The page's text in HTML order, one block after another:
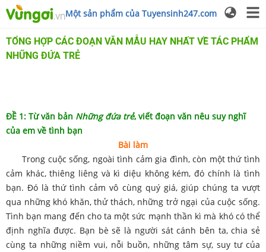
Một sản phẩm của Tuyensinh247.com
TỔNG HỢP CÁC ĐOẠN VĂN MẪU HAY NHẤT VỀ TÁC PHẨM
NHỮNG ĐỨA TRẺ
ĐỀ 1: Từ văn bản Những đứa trẻ, viết đoạn văn nêu suy nghĩ
của em về tình bạn
Bài làm
Trong cuộc sống, ngoài tình cảm gia đình, còn một thứ tình
cảm khác, thiêng liêng và kì diệu không kém, đó chính là tình
bạn. Đó là thứ tình cảm vô cùng quý giá, giúp chúng ta vượt
qua những khó khăn, thử thách, những trở ngại của cuộc sống.
Tình bạn mang đến cho ta một sức mạnh thần kì mà khó có thể
định nghĩa được. Bạn bè sẽ là người sát cánh bên ta, chia sẻ
cùng ta những niềm vui, nỗi buồn, những tâm sự, suy tư của